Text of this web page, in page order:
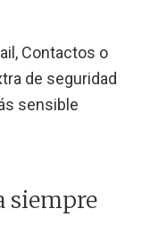
Contactos o
de seguridad
sensible
siempre